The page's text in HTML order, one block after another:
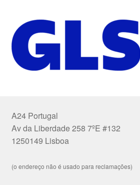
A24 Portugal
Av da Liberdade 258 7ºE #132
1250149 Lisboa
(o endereço não é usado para reclamações)